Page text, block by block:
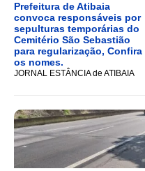
Prefeitura de Atibaia
convoca responsáveis por
sepulturas temporárias do
Cemitério São Sebastião
para regularização, Confira
os nomes.
JORNAL ESTÂNCIA de ATIBAIA